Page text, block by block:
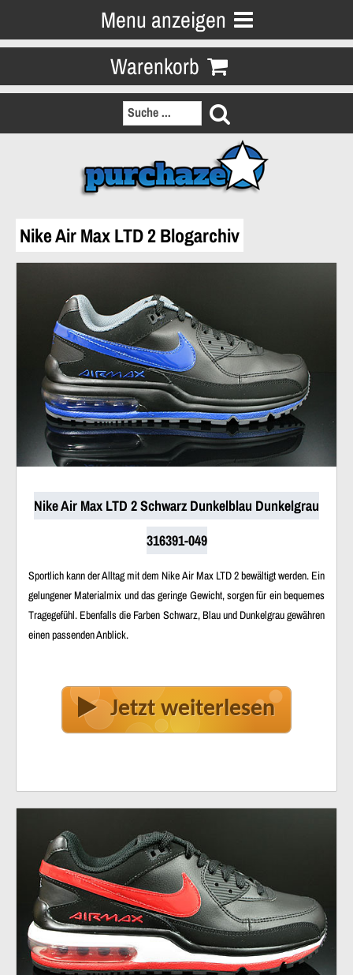
Menu anzeigen
Warenkorb
Nike Air Max LTD 2 Blogarchiv
Nike Air Max LTD 2 Schwarz Dunkelblau Dunkelgrau
316391-049
Sportlich kann der Alltag mit dem Nike Air Max LTD 2 bewältigt werden. Ein
gelungener Materialmix und das geringe Gewicht, sorgen für ein bequemes
Tragegefühl. Ebenfalls die Farben Schwarz, Blau und Dunkelgrau gewähren
einen passenden Anblick.
Jetzt weiterlesen